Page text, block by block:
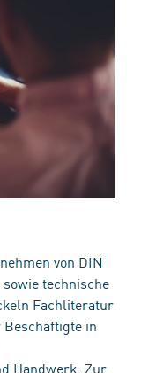
von DIN
technische
Fachliteratur
in
Handwerk. Zur